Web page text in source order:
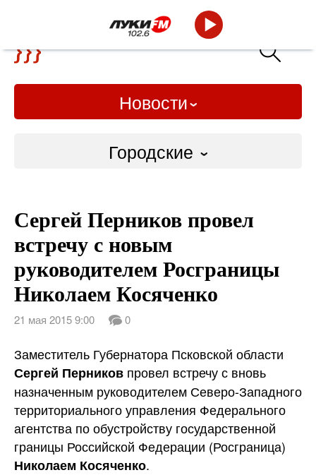
Новости
Городские
Слово Дело
Народные
ВТРК
Сергей Перников провел
встречу с новым
руководителем Росграницы
Николаем Косяченко
21 мая 2015 9:00 0
Заместитель Губернатора Псковской области
Сергей Перников провел встречу с вновь
назначенным руководителем Северо-Западного
территориального управления Федерального
агентства по обустройству государственной
границы Российской Федерации (Росграница)
Николаем Косяченко.